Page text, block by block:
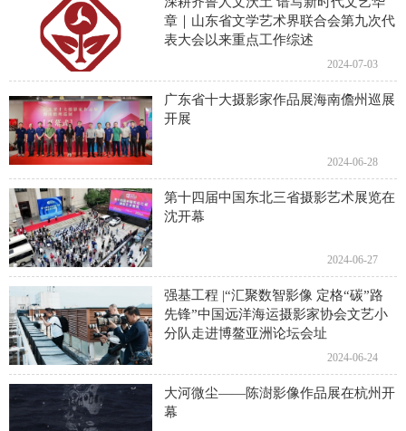
章｜山东省文学艺术界联合会第九次代
表大会以来重点工作综述
2024-07-03
广东省十大摄影家作品展海南儋州巡展
开展
2024-06-28
第十四届中国东北三省摄影艺术展览在
沈开幕
2024-06-27
强基工程 |“汇聚数智影像 定格“碳”路
先锋”中国远洋海运摄影家协会文艺小
分队走进博鳌亚洲论坛会址
2024-06-24
大河微尘——陈澍影像作品展在杭州开
幕